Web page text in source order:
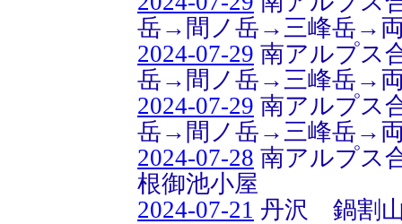
岳→間ノ岳→三峰岳→
2024-07-29 南アルプ
岳→間ノ岳→三峰岳→
2024-07-29 南アルプ
岳→間ノ岳→三峰岳→
2024-07-28 南アルプ
根御池小屋
2024-07-21 丹沢 鍋割